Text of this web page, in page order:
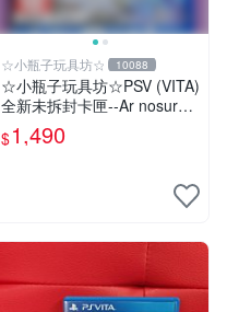
☆小瓶子玩具坊☆ 10088
☆小瓶子玩具坊☆PSV (VITA)
全新未拆封卡匣--Ar nosurge
PLUS 獻給誕生之星的祈禱詩
$1,490